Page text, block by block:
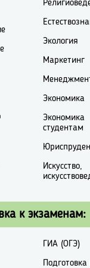
Экология
Маркетинг
Экономика
Экономика
студентам
Искусство,
к экзаменам:
ГИА (ОГЭ)
Подготовка